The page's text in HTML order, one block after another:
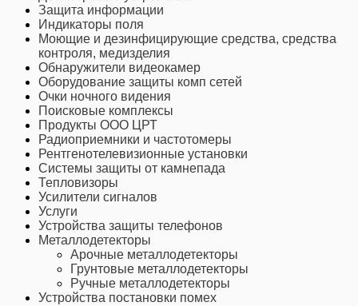
Защита информации
Индикаторы поля
Моющие и дезинфицирующие средства, средства
контроля, медизделия
Обнаружители видеокамер
Оборудование защиты комп сетей
Очки ночного видения
Поисковые комплексы
Продукты ООО ЦРТ
Радиоприемники и частотомеры
Рентгенотелевизионные установки
Системы защиты от камнепада
Тепловизоры
Усилители сигналов
Услуги
Устройства защиты телефонов
Металлодетекторы
Арочные металлодетекторы
Грунтовые металлодетекторы
Ручные металлодетекторы
Устройства постановки помех